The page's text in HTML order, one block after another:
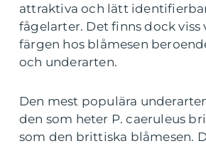
attraktiva och lätt
fågelarter. Det finns dock viss
färgen hos blåmesen
och underarten.
Den mest populära
den som heter P. caeruleus
som den brittiska blåmesen.